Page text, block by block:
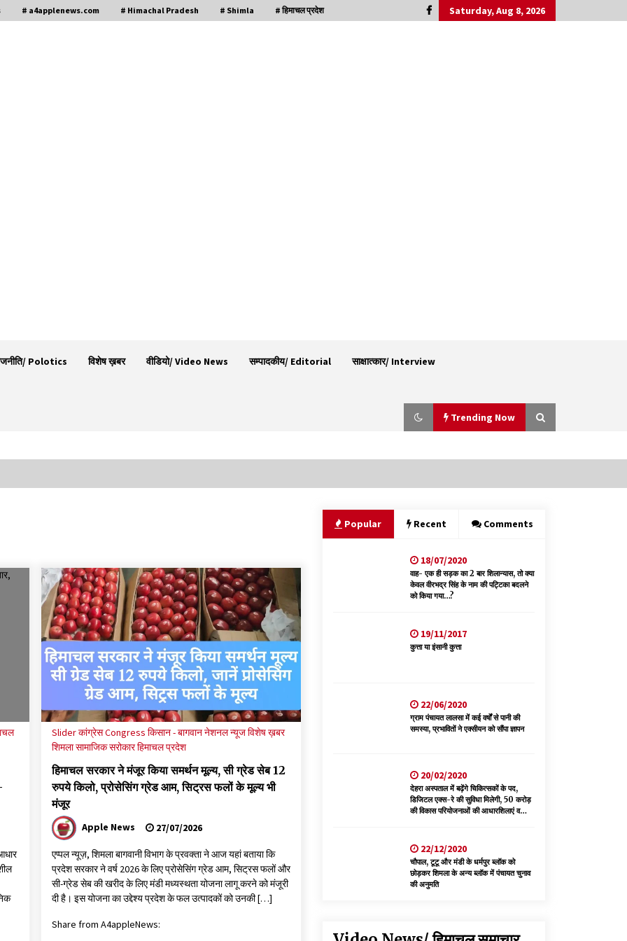
# a4applenews.com # Himachal Pradesh # Shimla # हिमाचल प्रदेश Saturday, Aug 8, 2026
Polotics विशेष ख़बर वीडियो/ Video News सम्पादकीय/ Editorial साक्षात्कार/ Interview
Trending Now
07/08/2026
सरकार ने सेब उत्पादकों की तोड़ी कमर- संदीपनी
07/08/2026
शिमला पुलिस में बड़ी अनुशासनात्मक कार्रवाई, 3 पुलिसकर्मी
07/08/2026
रूपी भावा वन्यजीव अभयारण्य में फिर दिखा जंगलों का
‘खामोश पहरेदार’, दुर्लभ हिमालयन “सीरो” कैमरे में कैद
06/08/2026
हिमाचल सरकार -CM
06/08/2026
आपदा के दौरान मीडिया संचार एवं सूचना प्रबंधन पर शिमला
में एक दिवसीय ओरिएंटेशन कार्यशाला आयोजित
06/08/2026
सार्वजनिक करें: नरेश चौहान
06/08/2026
Sliderकांग्रेस Congress किसान - बागवाननेशनल न्यूजविशेष ख़बर
शिमलासामाजिक सरोकारहिमाचल प्रदेश
हिमाचल सरकार ने मंजूर किया समर्थन मूल्य, सी ग्रेड सेब 12
रुपये किलो, प्रोसेसिंग ग्रेड आम, सिट्रस फलों के मूल्य भी
मंजूर
Apple News 27/07/2026
एप्पल न्यूज़, शिमला बागवानी विभाग के प्रवक्ता ने आज यहां बताया कि
प्रदेश सरकार ने वर्ष 2026 के लिए प्रोसेसिंग ग्रेड आम, सिट्रस फलों और
सी-ग्रेड सेब की खरीद के लिए मंडी मध्यस्थता योजना लागू करने को मंजूरी
दी है। इस योजना का उद्देश्य प्रदेश के फल उत्पादकों को उनकी […]
Share from A4appleNews:
Popular Recent Comments
18/07/2020
वाह- एक ही सड़क का 2 बार शिलान्यास, तो क्या
केवल वीरभद्र सिंह के नाम की पट्टिका बदलने
को किया गया…?
19/11/2017
कुत्ता या इंसानी कुत्ता
22/06/2020
ग्राम पंचायत लालसा में कई वर्षों से पानी की
समस्या, प्रभावितों ने एक्सीयन को सौंपा ज्ञापन
20/02/2020
देहरा अस्पताल में बढ़ेंगे चिकित्सकों के पद,
डिजिटल एक्स-रे की सुविधा मिलेगी, 50 करोड़
की विकास परियोजनाओं की आधारशिलाएं व
22/12/2020
चौपाल, टूटू और मंडी के धर्मपुर ब्लॉक को
छोड़कर शिमला के अन्य ब्लॉक में पंचायत चुनाव
की अनुमति